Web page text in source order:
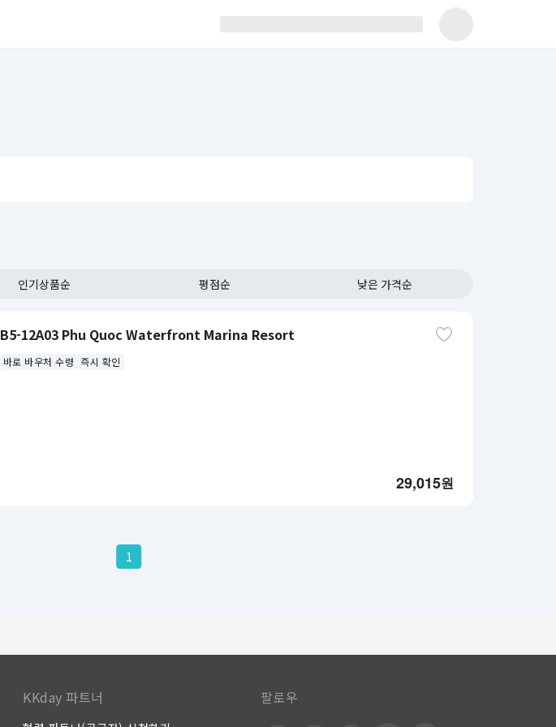
인기상품순 평점순 낮은 가격순
B5-12A03 Phu Quoc Waterfront Marina Resort
바로 바우처 수령 즉시 확인
원
29,015
1
KKday 파트너 팔로우